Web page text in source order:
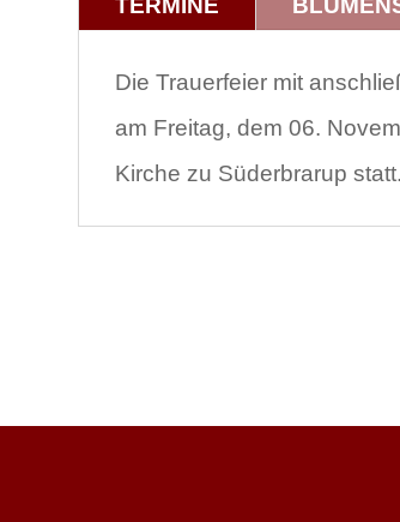
TERMINE
Die Trauerfeier mit
am Freitag, dem 06.
Kirche zu Süderbrarup statt.